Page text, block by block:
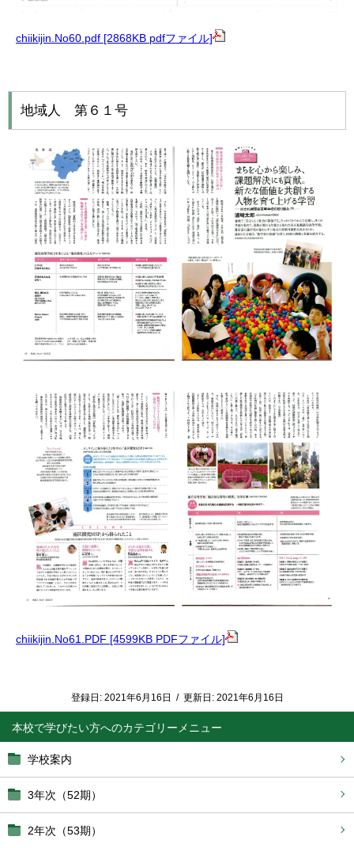
本校で学びたい方へ
学校案内
3年次（52期）
2年次（53期）
chiikijin.No60.pdf [2868KB pdfファイル]
地域人 第６１号
chiikijin.No61.PDF [4599KB PDFファイル]
登録日: 2021年6月16日 / 更新日: 2021年6月16日